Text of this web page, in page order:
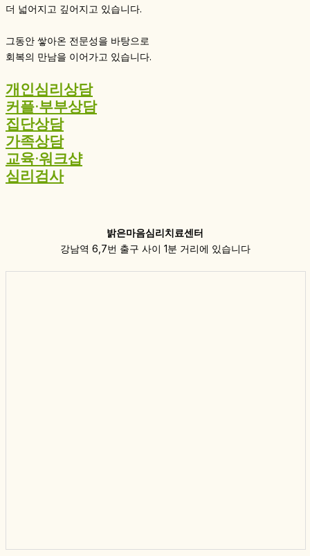
더 넓어지고 깊어지고 있습니다.
그동안 쌓아온 전문성을 바탕으로
회복의 만남을 이어가고 있습니다.
개인심리상담
커플·부부상담
집단상담
가족상담
교육·워크샵
심리검사
밝은마음심리치료센터
강남역 6,7번 출구 사이 1분 거리에 있습니다